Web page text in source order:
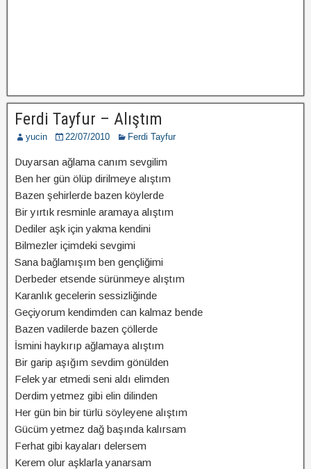
Ferdi Tayfur – Alıştım
yucin 22/07/2010 Ferdi Tayfur
Duyarsan ağlama canım sevgilim
Ben her gün ölüp dirilmeye alıştım
Bazen şehirlerde bazen köylerde
Bir yırtık resminle aramaya alıştım
Dediler aşk için yakma kendini
Bilmezler içimdeki sevgimi
Sana bağlamışım ben gençliğimi
Derbeder etsende sürünmeye alıştım
Karanlık gecelerin sessizliğinde
Geçiyorum kendimden can kalmaz bende
Bazen vadilerde bazen çöllerde
İsmini haykırıp ağlamaya alıştım
Bir garip aşığım sevdim gönülden
Felek yar etmedi seni aldı elimden
Derdim yetmez gibi elin dilinden
Her gün bin bir türlü söyleyene alıştım
Gücüm yetmez dağ başında kalırsam
Ferhat gibi kayaları delersem
Kerem olur aşklarla yanarsam